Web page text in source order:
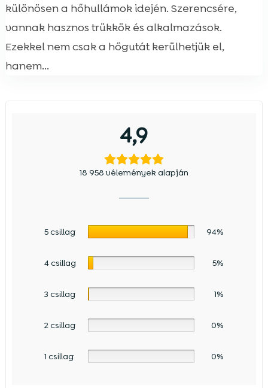
különösen a hőhullámok idején. Szerencsére,
vannak hasznos trükkök és alkalmazások.
Ezekkel nem csak a hőgutát kerülhetjük el,
hanem...
4,9
18 958 vélemények alapján
5 csillag 94%
4 csillag 5%
3 csillag 1%
2 csillag 0%
1 csillag 0%